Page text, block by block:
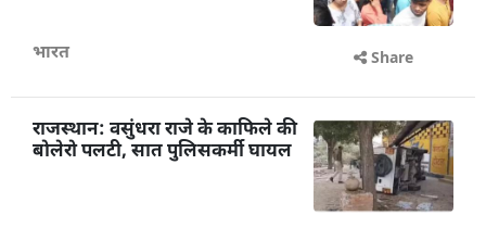
भारत Share
राजस्थान: वसुंधरा राजे के काफिले की
बोलेरो पलटी, सात पुलिसकर्मी घायल